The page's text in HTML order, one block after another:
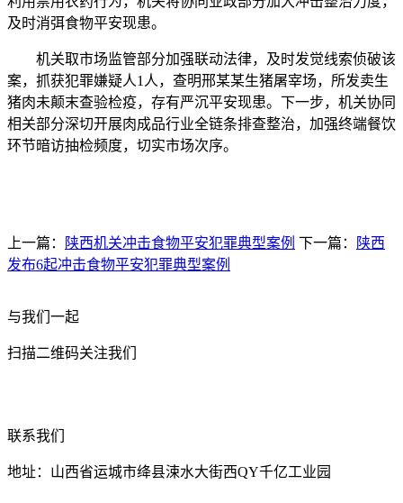
及时消弭食物平安现患。
机关取市场监管部分加强联动法律，及时发觉线索侦破该
案，抓获犯罪嫌疑人1人，查明邢某某生猪屠宰场，所发卖生
猪肉未颠末查验检疫，存有严沉平安现患。下一步，机关协同
相关部分深切开展肉成品行业全链条排查整治，加强终端餐饮
环节暗访抽检频度，切实市场次序。
上一篇： 陕西机关冲击食物平安犯罪典型案例 下一篇：
陕西
发布6起冲击食物平安犯罪典型案例
与我们一起
扫描二维码关注我们
联系我们
地址：山西省运城市绛县涑水大街西QY千亿工业园